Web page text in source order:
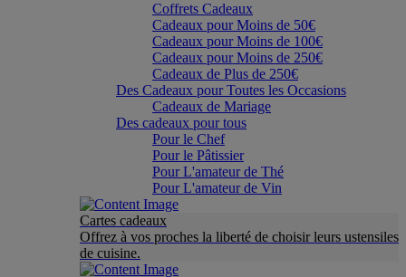
Coffrets Cadeaux
Cadeaux pour Moins de 50€
Cadeaux pour Moins de 100€
Cadeaux pour Moins de 250€
Cadeaux de Plus de 250€
Des Cadeaux pour Toutes les Occasions
Cadeaux de Mariage
Des cadeaux pour tous
Pour le Chef
Pour le Pâtissier
Pour L'amateur de Thé
Pour L'amateur de Vin
Cartes cadeaux
Offrez à vos proches la liberté de choisir leurs ustensiles
de cuisine.